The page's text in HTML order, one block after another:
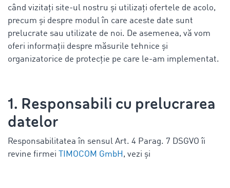
când vizitați site-ul nostru și utilizați ofertele de acolo,
precum și despre modul în care aceste date sunt
prelucrate sau utilizate de noi. De asemenea, vă vom
oferi informații despre măsurile tehnice și
organizatorice de protecție pe care le-am implementat.
1. Responsabili cu prelucrarea
datelor
Responsabilitatea în sensul Art. 4 Parag. 7 DSGVO îi
revine firmei
TIMOCOM GmbH , vezi și